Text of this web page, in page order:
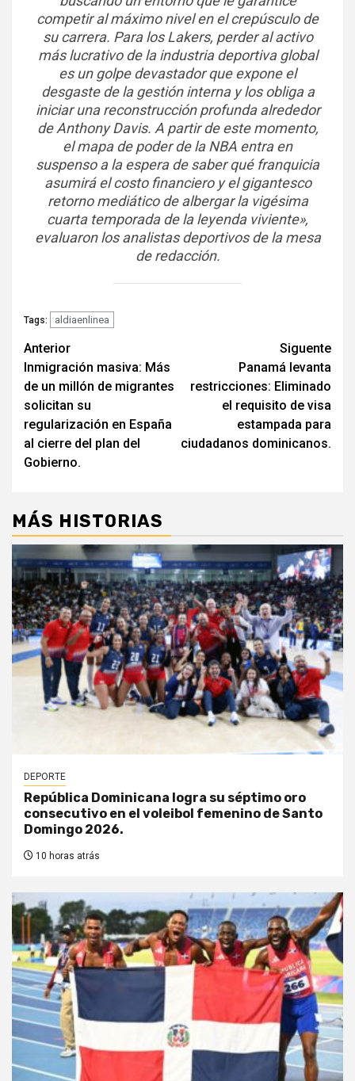
competir al máximo nivel en el crepúsculo de
su carrera. Para los Lakers, perder al activo
más lucrativo de la industria deportiva global
es un golpe devastador que expone el
desgaste de la gestión interna y los obliga a
iniciar una reconstrucción profunda alrededor
de Anthony Davis. A partir de este momento,
el mapa de poder de la NBA entra en
suspenso a la espera de saber qué franquicia
asumirá el costo financiero y el gigantesco
retorno mediático de albergar la vigésima
cuarta temporada de la leyenda viviente»,
evaluaron los analistas deportivos de la mesa
de redacción.
Tags: aldiaenlinea
Navegación
de
entradas
Anterior
Inmigración masiva: Más
de un millón de migrantes
solicitan su
regularización en España
al cierre del plan del
Gobierno.
Siguente
Panamá levanta
restricciones: Eliminado
el requisito de visa
estampada para
ciudadanos dominicanos.
MÁS HISTORIAS
DEPORTE
República Dominicana logra su séptimo oro
consecutivo en el voleibol femenino de Santo
Domingo 2026.
10 horas atrás